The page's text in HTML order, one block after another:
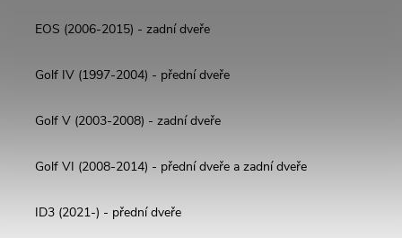
EOS (2006-2015) - zadní dveře
Golf IV (1997-2004) - přední dveře
Golf V (2003-2008) - zadní dveře
Golf VI (2008-2014) - přední dveře a zadní dveře
ID3 (2021-) - přední dveře